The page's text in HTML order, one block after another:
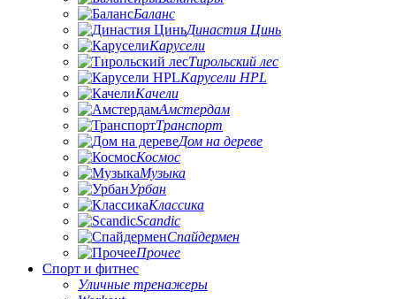
Баланс
Династия Цинь
Карусели
Тирольский лес
Карусели HPL
Качели
Амстердам
Транспорт
Дом на дереве
Космос
Музыка
Урбан
Классика
Scandic
Спайдермен
Прочее
Спорт и фитнес
Уличные тренажеры